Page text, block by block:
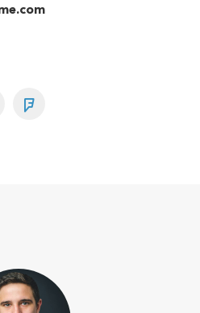
Foursquare